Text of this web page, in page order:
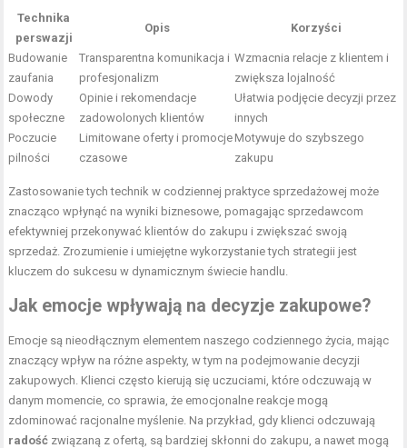
Technika
perswazji
Opis Korzyści
Budowanie
zaufania
Transparentna komunikacja i
profesjonalizm
Wzmacnia relacje z klientem i
zwiększa lojalność
Dowody
społeczne
Opinie i rekomendacje
zadowolonych klientów
Ułatwia podjęcie decyzji przez
innych
Poczucie
pilności
Limitowane oferty i promocje
czasowe
Motywuje do szybszego
zakupu
Zastosowanie tych technik w codziennej praktyce sprzedażowej może
znacząco wpłynąć na wyniki biznesowe, pomagając sprzedawcom
efektywniej przekonywać klientów do zakupu i zwiększać swoją
sprzedaż. Zrozumienie i umiejętne wykorzystanie tych strategii jest
kluczem do sukcesu w dynamicznym świecie handlu.
Jak emocje wpływają na decyzje zakupowe?
Emocje są nieodłącznym elementem naszego codziennego życia, mając
znaczący wpływ na różne aspekty, w tym na podejmowanie decyzji
zakupowych. Klienci często kierują się uczuciami, które odczuwają w
danym momencie, co sprawia, że emocjonalne reakcje mogą
zdominować racjonalne myślenie. Na przykład, gdy klienci odczuwają
radość związaną z ofertą, są bardziej skłonni do zakupu, a nawet mogą